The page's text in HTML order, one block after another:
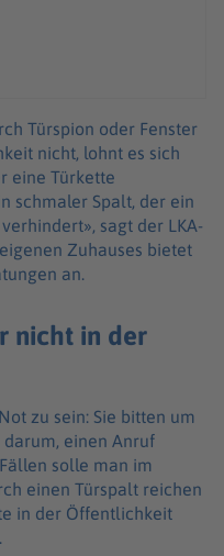
Türspion oder Fenster
nicht, lohnt es sich
eine Türkette
schmaler Spalt, der ein
sagt der LKA-
Zuhauses bietet
an.
nicht in der
zu sein: Sie bitten um
darum, einen Anruf
solle man im
einen Türspalt reichen
in der Öffentlichkeit